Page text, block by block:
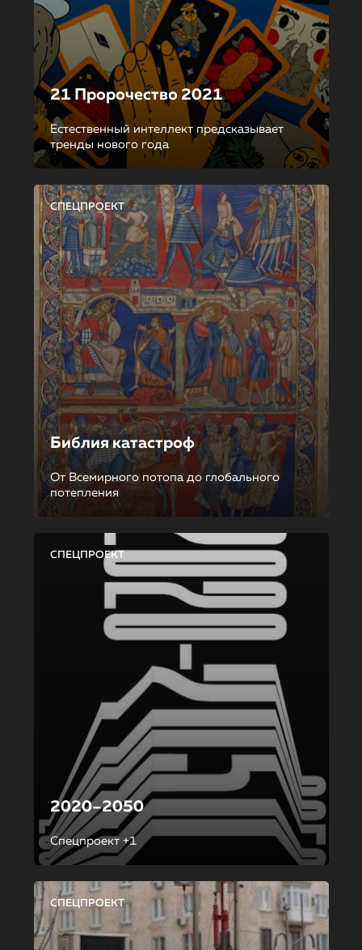
21 Пророчество 2021
Естественный интеллект предсказывает
тренды нового года
СПЕЦПРОЕКТ
Библия катастроф
От Всемирного потопа до глобального
потепления
СПЕЦПРОЕКТ
2020–2050
Спецпроект +1
СПЕЦПРОЕКТ